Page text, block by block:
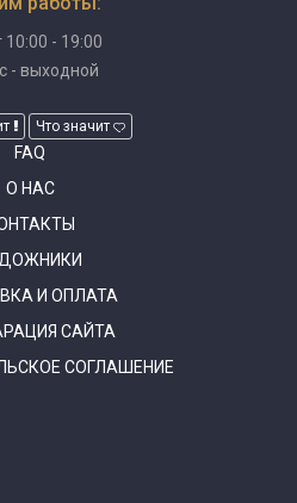
10:00 - 19:00
- выходной
Что значит
FAQ
О НАС
И ОПЛАТА
САЙТА
СОГЛАШЕНИЕ